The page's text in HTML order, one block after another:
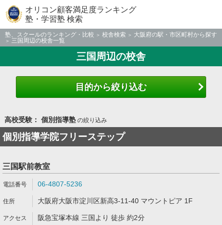
オリコン顧客満足度ランキング
塾・学習塾 検索
塾、スクールのランキング・比較 校舎検索
大阪府の駅・市区町村から探す
三国周辺の校舎一覧
三国周辺の校舎
目的から絞り込む
高校受験： 個別指導塾の絞り込み
個別指導学院フリーステップ
三国駅前教室
06-4807-5236
大阪府大阪市淀川区新高3-11-40 マウントピア 1F
阪急宝塚本線 三国より 徒歩 約2分